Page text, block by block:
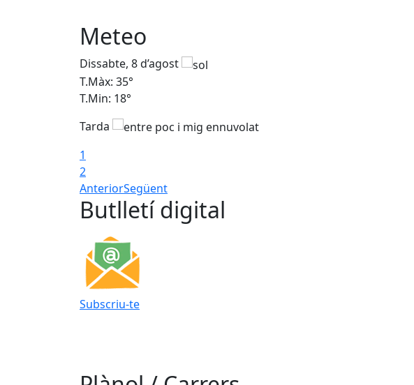
Meteo
Dissabte, 8 d’agost
T.Màx: 35°
T.Min: 18°
Tarda
1
2
AnteriorSegüent
Butlletí digital
Subscriu-te